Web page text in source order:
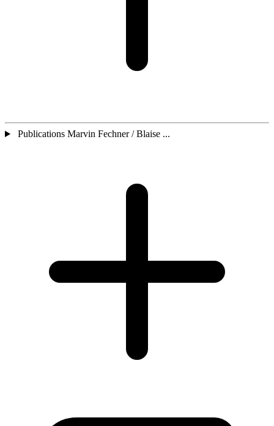
Publications Marvin Fechner / Blaise ...